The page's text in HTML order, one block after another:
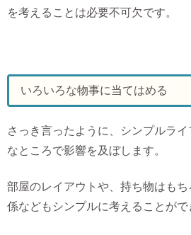
を考えることは必要不可欠です。
いろいろな物事に当てはめる
さっき言ったように、シンプルラ
なところで影響を及ぼします。
部屋のレイアウトや、持ち物はも
係などもシンプルに考えることがで